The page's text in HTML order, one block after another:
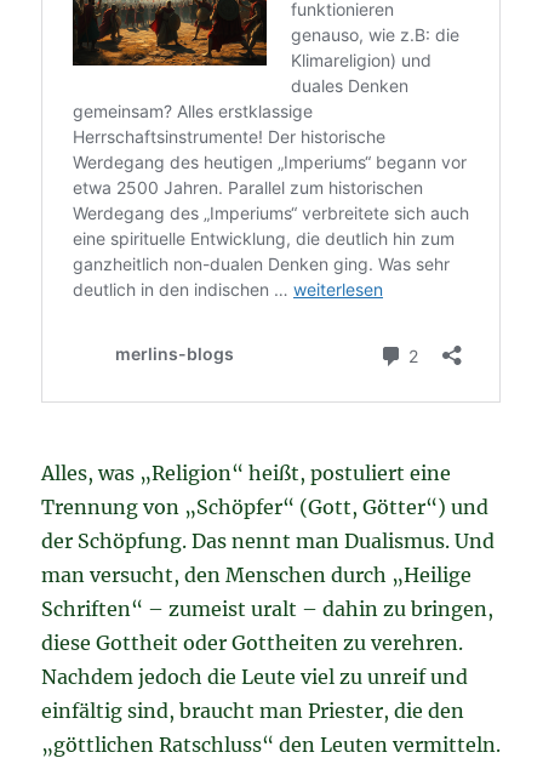
Alles, was „Religion“ heißt, postuliert eine
Trennung von „Schöpfer“ (Gott, Götter“) und
der Schöpfung. Das nennt man Dualismus. Und
man versucht, den Menschen durch „Heilige
Schriften“ – zumeist uralt – dahin zu bringen,
diese Gottheit oder Gottheiten zu verehren.
Nachdem jedoch die Leute viel zu unreif und
einfältig sind, braucht man Priester, die den
„göttlichen Ratschluss“ den Leuten vermitteln.